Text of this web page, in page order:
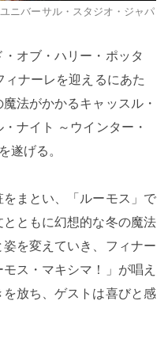
ニバーサル・スタジオ・ジャパ
オブ・ハリー・ポッタ
ナーレを迎えるにあた
法がかかるキャッスル・
ナイト ～ウインター・
遂げる。
をまとい、「ルーモス」で
ともに幻想的な冬の魔法
を変えていき、フィナー
ス・マキシマ！」が唱え
放ち、ゲストは喜びと感